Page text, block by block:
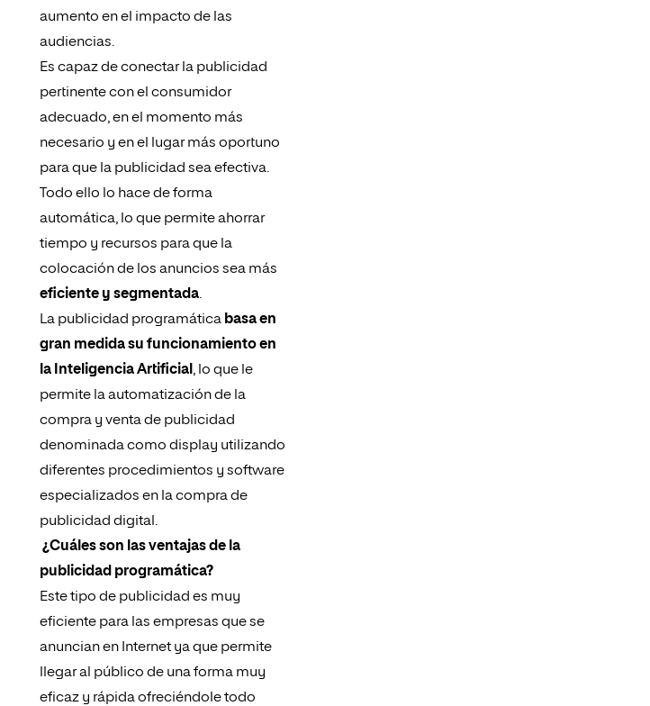
aumento en el impacto de las
audiencias.
Es capaz de conectar la publicidad
pertinente con el consumidor
adecuado, en el momento más
necesario y en el lugar más oportuno
para que la publicidad sea efectiva.
Todo ello lo hace de forma
automática, lo que permite ahorrar
tiempo y recursos para que la
colocación de los anuncios sea más
eficiente y segmentada.
La publicidad programática basa en
gran medida su funcionamiento en
la Inteligencia Artificial , lo que le
permite la automatización de la
compra y venta de publicidad
denominada como display utilizando
diferentes procedimientos y software
especializados en la compra de
publicidad digital.
¿Cuáles son las ventajas de la
publicidad programática?
Este tipo de publicidad es muy
eficiente para las empresas que se
anuncian en Internet ya que permite
llegar al público de una forma muy
eficaz y rápida ofreciéndole todo